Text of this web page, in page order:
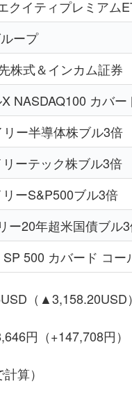
イティプレミアム
ープ
株式＆インカム証券
NASDAQ100 カバー
ー半導体株ブル3倍
ーテック株ブル3倍
ーS&P500ブル3倍
ー20年超米国債ブル
500 カバード コー
（▲3,158.20USD）
円（+147,708円）
算）